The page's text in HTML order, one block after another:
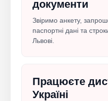
документи
Звіримо анкету,
паспортні дані та
Львові.
Працюєте
Україні